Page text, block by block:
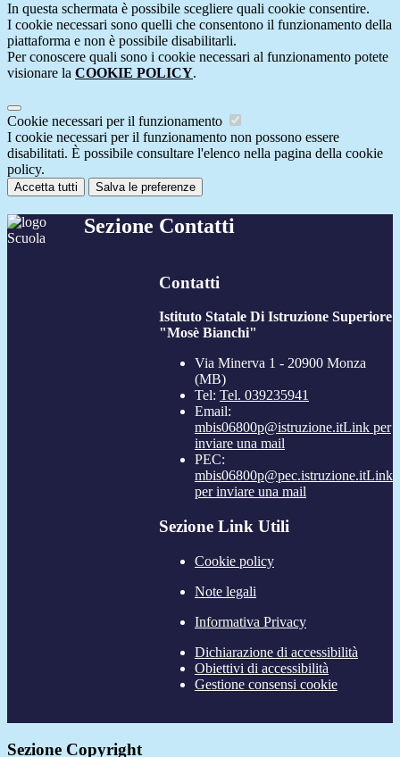
In questa schermata è possibile scegliere quali cookie consentire.
I cookie necessari sono quelli che consentono il funzionamento della
piattaforma e non è possibile disabilitarli.
Per conoscere quali sono i cookie necessari al funzionamento potete
visionare la COOKIE POLICY.
Cookie necessari per il funzionamento
I cookie necessari per il funzionamento non possono essere
disabilitati. È possibile consultare l'elenco nella pagina della cookie
policy.
Accetta tutti Salva le preferenze
Sezione Contatti
Contatti
Istituto Statale Di Istruzione Superiore
"Mosè Bianchi"
Via Minerva 1 - 20900 Monza
(MB)
Tel: Tel. 039235941
Email:
mbis06800p@istruzione.itLink per
inviare una mail
PEC:
mbis06800p@pec.istruzione.itLink
per inviare una mail
Sezione Link Utili
Cookie policy
Note legali
Informativa Privacy
Dichiarazione di accessibilità
Obiettivi di accessibilità
Gestione consensi cookie
Sezione Copyright